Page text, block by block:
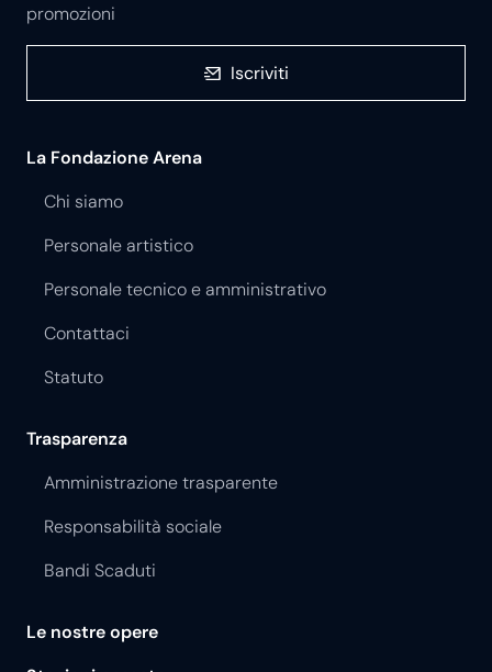
promozioni
Iscriviti
La Fondazione Arena
Chi siamo
Personale artistico
Personale tecnico e amministrativo
Contattaci
Statuto
Trasparenza
Amministrazione trasparente
Responsabilità sociale
Bandi Scaduti
Le nostre opere